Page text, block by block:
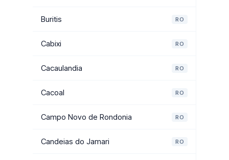
Buritis RO
Cabixi RO
Cacaulandia RO
Cacoal RO
Campo Novo de Rondonia RO
Candeias do Jamari RO